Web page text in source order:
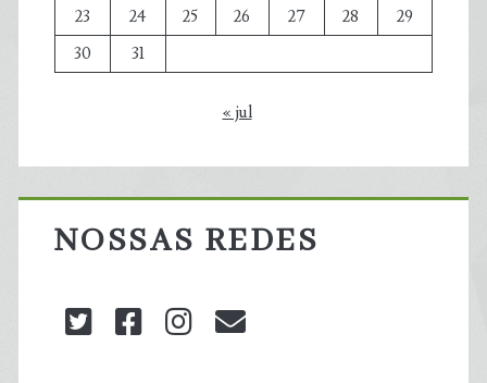
23
24 25 26 27 28
29
30
31
« jul
NOSSAS REDES
twitterfacebookinstagram